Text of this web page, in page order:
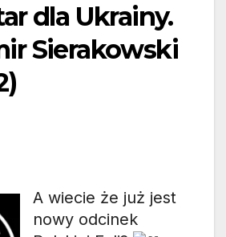
dla Ukrainy.
Sierakowski
A wiecie że już jest
nowy odcinek